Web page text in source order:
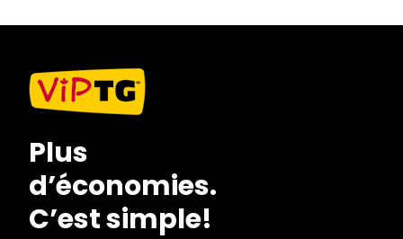
Plus
d’économies.
C’est simple!